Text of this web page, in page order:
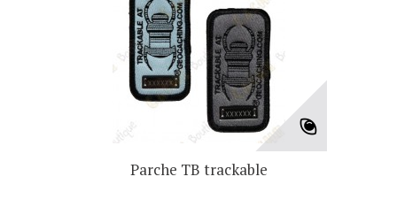
Parche TB trackable